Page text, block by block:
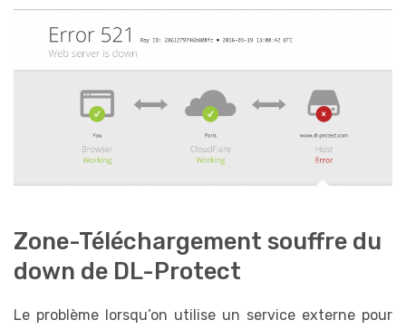
Zone-Téléchargement souffre du
down de DL-Protect
Le problème lorsqu’on utilise un service externe pour